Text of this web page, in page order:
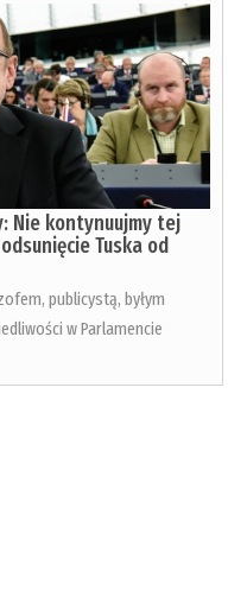
Nie kontynuujmy tej
Tuska od
publicystą, byłym
w Parlamencie